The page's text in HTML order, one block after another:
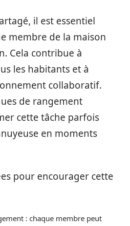
il est essentiel
membre de la maison
Cela contribue à
les habitants et à
collaboratif.
de rangement
cette tâche parfois
en moments
pour encourager cette
: chaque membre peut